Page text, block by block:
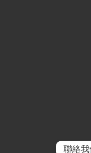
聯絡我